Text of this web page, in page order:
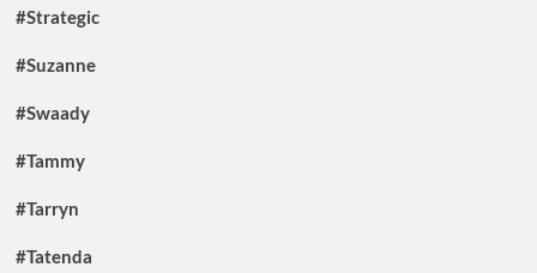
#Strategic
#Suzanne
#Swaady
#Tammy
#Tarryn
#Tatenda